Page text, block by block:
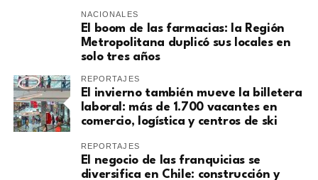
NACIONALES
El boom de las farmacias: la Región
Metropolitana duplicó sus locales en
solo tres años
REPORTAJES
El invierno también mueve la billetera
laboral: más de 1.700 vacantes en
comercio, logística y centros de ski
REPORTAJES
El negocio de las franquicias se
diversifica en Chile: construcción y